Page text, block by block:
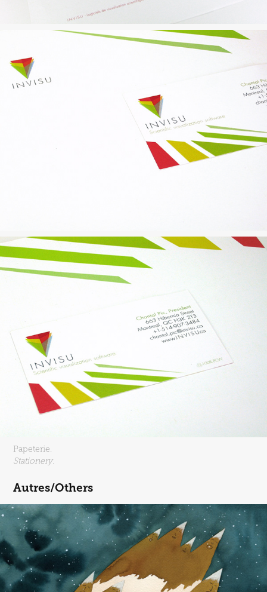
Papeterie.
Stationery.
Autres/Others
Illustrations